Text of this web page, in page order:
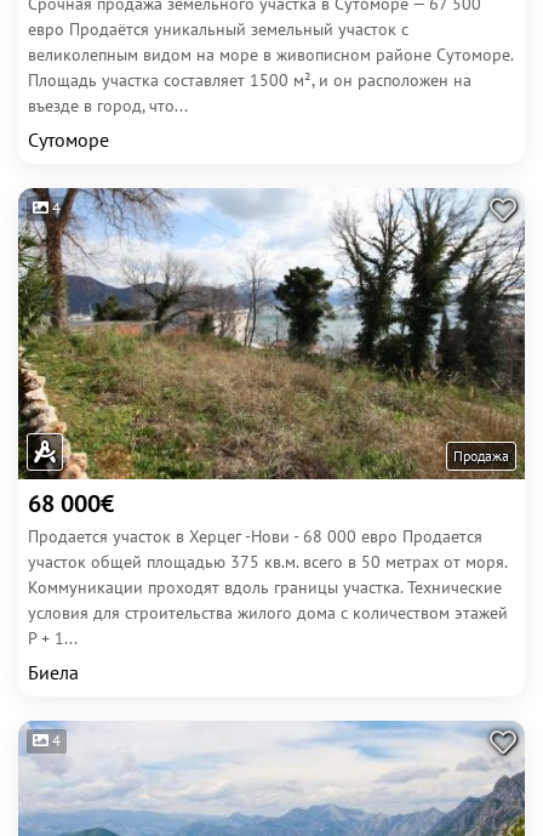
евро Продаётся уникальный земельный участок с
великолепным видом на море в живописном районе Сутоморе.
Площадь участка составляет 1500 м², и он расположен на
въезде в город, что...
Сутоморе
4
Продажа
68 000€
Продается участок в Херцег -Нови - 68 000 евро Продается
участок общей площадью 375 кв.м. всего в 50 метрах от моря.
Коммуникации проходят вдоль границы участка. Технические
условия для строительства жилого дома с количеством этажей
P + 1...
Биела
4